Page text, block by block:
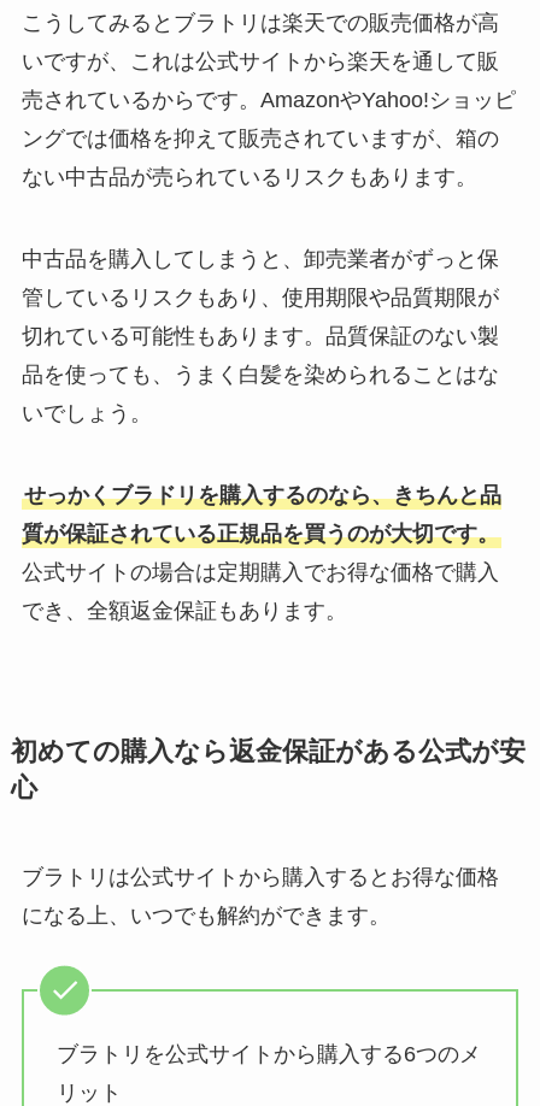
こうしてみるとブラトリは楽天での販売価格が高
いですが、これは公式サイトから楽天を通して販
売されているからです。AmazonやYahoo!ショッピ
ングでは価格を抑えて販売されていますが、箱の
ない中古品が売られているリスクもあります。
中古品を購入してしまうと、卸売業者がずっと保
管しているリスクもあり、使用期限や品質期限が
切れている可能性もあります。品質保証のない製
品を使っても、うまく白髪を染められることはな
いでしょう。
せっかくブラドリを購入するのなら、きちんと品
質が保証されている正規品を買うのが大切です。
公式サイトの場合は定期購入でお得な価格で購入
でき、全額返金保証もあります。
初めての購入なら返金保証がある公式が安
心
ブラトリは公式サイトから購入するとお得な価格
になる上、いつでも解約ができます。
ブラトリを公式サイトから購入する6つのメ
リット